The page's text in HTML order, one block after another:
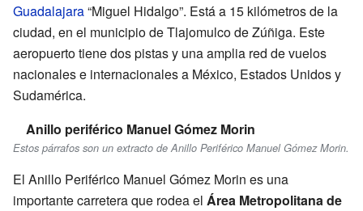
Guadalajara“Miguel Hidalgo”. Está a 15 kilómetros de la
ciudad, en el municipio de Tlajomulco de Zúñiga. Este
aeropuerto tiene dos pistas y una amplia red de vuelos
nacionales e internacionales a México, Estados Unidos y
Sudamérica.
Anillo periférico Manuel Gómez Morin
Estos párrafos son un extracto de Anillo Periférico Manuel Gómez Morin.
El Anillo Periférico Manuel Gómez Morin es una
importante carretera que rodea el Área Metropolitana de